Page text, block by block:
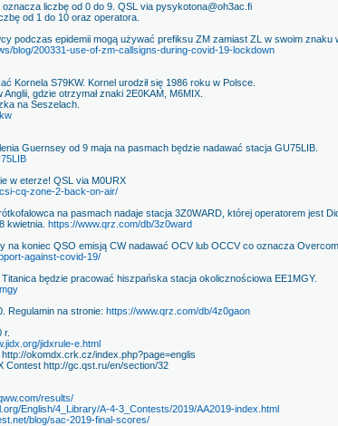
liczbę od 0 do 9. QSL via pysykotona@oh3ac.fi
od 1 do 10 oraz operatora.
podczas epidemii mogą używać prefiksu ZM zamiast ZL w swoim znaku
blog/200331-use-of-zm-callsigns-during-covid-19-lockdown
Kornela S79KW. Kornel urodził się 1986 roku w Polsce.
gdzie otrzymał znaki 2E0KAM, M6MIX.
na Seszelach.
Guernsey od 9 maja na pasmach będzie nadawać stacja GU75LIB.
w eterze! QSL via M0URX
cq-zone-2-back-on-air/
na pasmach nadaje stacja 3Z0WARD, której operatorem jest
kwietnia. https://www.qrz.com/db/3z0ward
na koniec QSO emisją CW nadawać OCV lub OCCV co oznacza
against-covid-19/
będzie pracować hiszpańska stacja okolicznościowa EE1MGY.
Regulamin na stronie: https://www.qrz.com/db/4z0gaon
r.
jidxrule-e.html
okomdx.crk.cz/index.php?page=englis
Contest http://gc.qst.ru/en/section/32
results/
English/4_Library/A-4-3_Contests/2019/AA2019-index.html
blog/sac-2019-final-scores/